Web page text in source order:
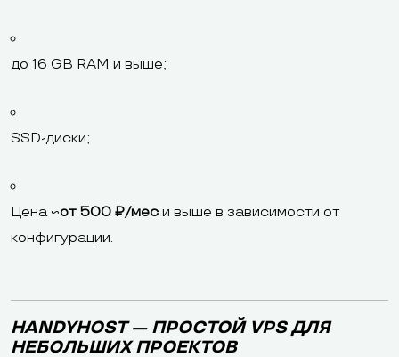
до 16 GB RAM и выше;
SSD-диски;
Цена ~от 500 ₽/мес и выше в зависимости от
конфигурации.
HANDYHOST — ПРОСТОЙ VPS ДЛЯ
НЕБОЛЬШИХ ПРОЕКТОВ